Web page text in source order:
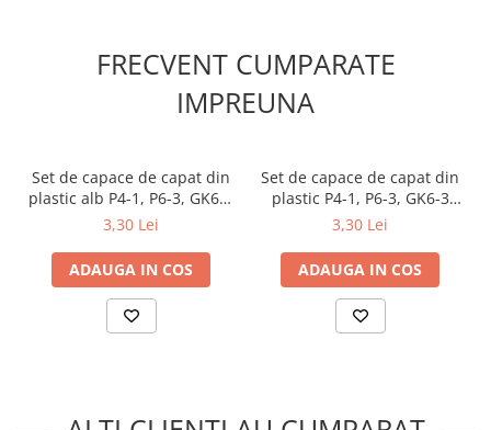
Lungime: 2000 mm (2 metru)
FRECVENT CUMPARATE
IMPREUNA
Set de capace de capat din
plastic alb P4-1, P6-3, GK6-3
[C1,C4]
3,30 Lei
ADAUGA IN COS
Set de capace de capat din
plastic P4-1, P6-3, GK6-3
[C1,C4]
3,30 Lei
ADAUGA IN COS